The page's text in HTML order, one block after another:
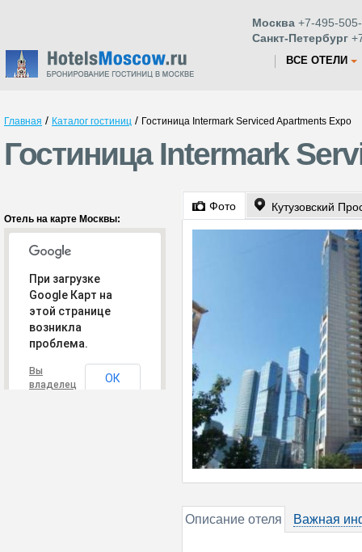
Москва +7-495-
Санкт-Петербург
ВСЕ ОТЕЛИ
Главная / Каталог гостиниц / Гостиница Intermark Serviced Apartments Expo
Гостиница Intermark
Отель на карте Москвы:
При загрузке
Google Карт на
этой странице
возникла
проблема.
Вы
владелец
ОК
Фото Кутузовский
Описание отеля Важная